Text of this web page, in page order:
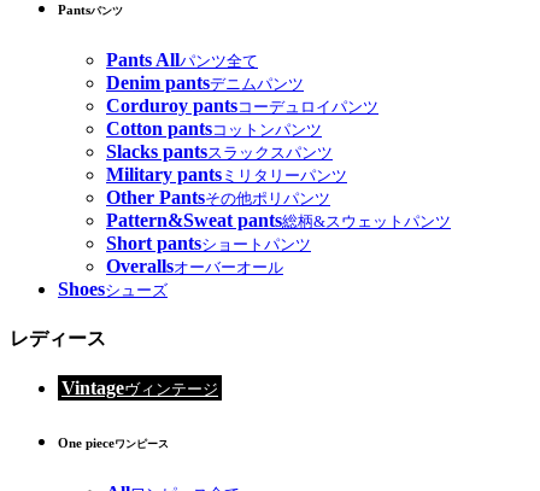
Pantsパンツ
Pants Allパンツ全て
Denim pantsデニムパンツ
Corduroy pantsコーデュロイパンツ
Cotton pantsコットンパンツ
Slacks pantsスラックスパンツ
Military pants ミリタリーパンツ
Other Pantsその他ポリパンツ
Pattern&Sweat pants総柄&スウェットパンツ
Short pantsショートパンツ
Overallsオーバーオール
Shoesシューズ
レディース
Vintageヴィンテージ
One pieceワンピース